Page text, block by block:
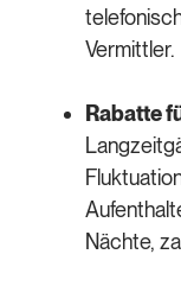
Vermittler.
Rabatte
Nächte,